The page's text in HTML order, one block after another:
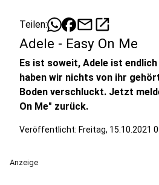
Teilen: mailopen_in_new
Adele - Easy On Me
Es ist soweit, Adele ist
haben wir nichts von ihr
Boden verschluckt. Jetzt
On Me" zurück.
Veröffentlicht: Freitag, 15.10.2021
Anzeige